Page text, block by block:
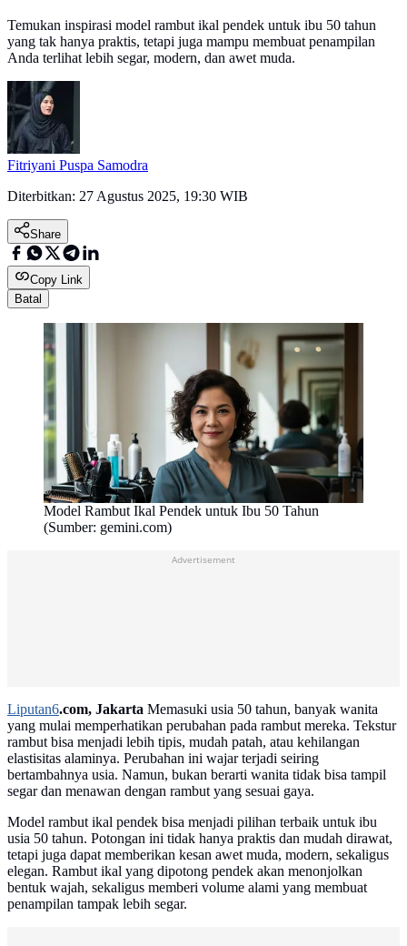
Temukan inspirasi model rambut ikal pendek untuk ibu 50 tahun
yang tak hanya praktis, tetapi juga mampu membuat penampilan
Anda terlihat lebih segar, modern, dan awet muda.
Fitriyani Puspa Samodra
Diterbitkan: 27 Agustus 2025, 19:30 WIB
Share
Copy Link
Batal
Model Rambut Ikal Pendek untuk Ibu 50 Tahun
(Sumber: gemini.com)
Advertisement
Liputan6.com, Jakarta Memasuki usia 50 tahun, banyak wanita
yang mulai memperhatikan perubahan pada rambut mereka. Tekstur
rambut bisa menjadi lebih tipis, mudah patah, atau kehilangan
elastisitas alaminya. Perubahan ini wajar terjadi seiring
bertambahnya usia. Namun, bukan berarti wanita tidak bisa tampil
segar dan menawan dengan rambut yang sesuai gaya.
Model rambut ikal pendek bisa menjadi pilihan terbaik untuk ibu
usia 50 tahun. Potongan ini tidak hanya praktis dan mudah dirawat,
tetapi juga dapat memberikan kesan awet muda, modern, sekaligus
elegan. Rambut ikal yang dipotong pendek akan menonjolkan
bentuk wajah, sekaligus memberi volume alami yang membuat
penampilan tampak lebih segar.